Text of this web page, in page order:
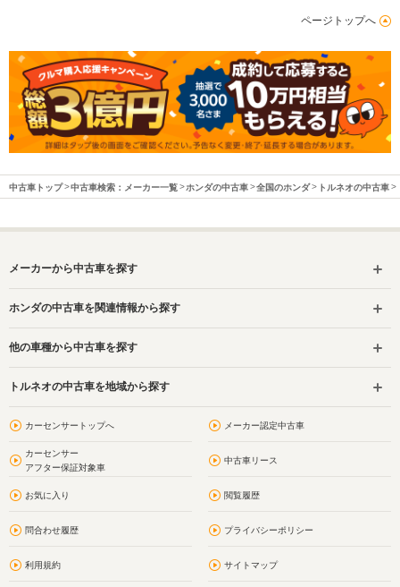
ページトップへ
中古車トップ 中古車検索：メーカー一覧 ホンダの中古車 全国のホンダ トルネオの中古車
メーカーから中古車を探す
ホンダの中古車を関連情報から探す
他の車種から中古車を探す
トルネオの中古車を地域から探す
カーセンサートップへ メーカー認定中古車
カーセンサー
アフター保証対象車
中古車リース
お気に入り 閲覧履歴
問合わせ履歴 プライバシーポリシー
利用規約 サイトマップ